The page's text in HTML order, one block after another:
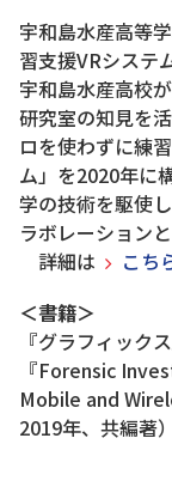
宇和島水産高等
習支援VRシステ
宇和島水産高校
研究室の知見を
ロを使わずに練
ム」を2020年に
学の技術を駆使
ラボレーション
詳細は
こち
＜書籍＞
『グラフィック
『Forensic
Mobile and
2019年、共編著）